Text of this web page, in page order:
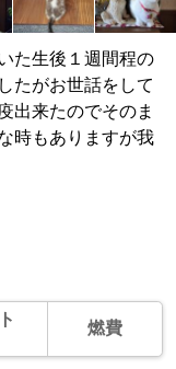
た生後１週間程の
たがお世話をして
出来たのでそのま
時もありますが我
燃費